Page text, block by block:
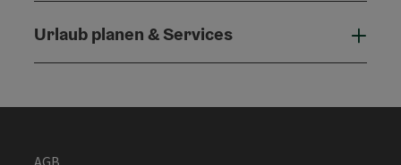
Urlaub planen & Services
AGB